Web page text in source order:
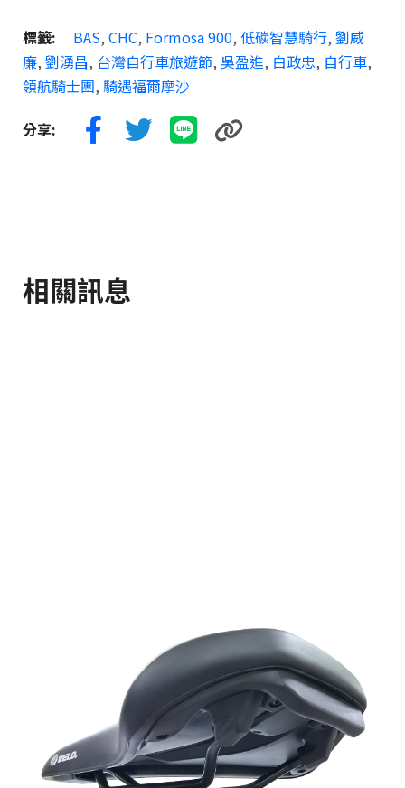
標籤: BAS, CHC, Formosa 900, 低碳智慧騎行, 劉威
廉, 劉湧昌, 台灣自行車旅遊節, 吳盈進, 白政忠, 自行車,
領航騎士團, 騎遇福爾摩沙
分享:
相關訊息